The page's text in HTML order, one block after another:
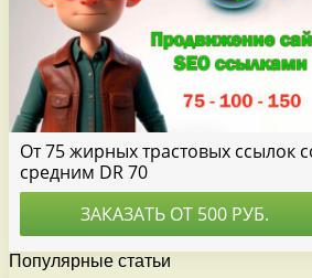
Популярные статьи